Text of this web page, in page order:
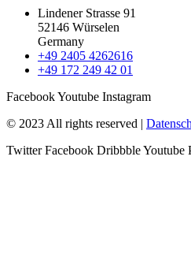
Lindener Strasse 91
52146 Würselen
Germany
+49 2405 4262616
+49 172 249 42 01
FacebookYoutube Instagram
© 2023 All rights reserved |
Twitter Facebook DribbbleYoutube